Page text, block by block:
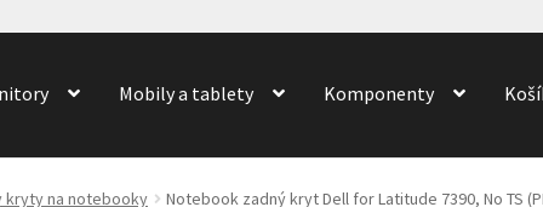
Mobily a tablety Komponenty
podmienkyWishlist
kryty na notebooky Notebook zadný kryt Dell for Latitude 7390, No TS